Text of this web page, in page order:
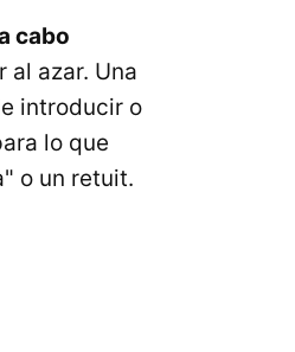
cabo
al azar. Una
introducir o
lo que
o un retuit.